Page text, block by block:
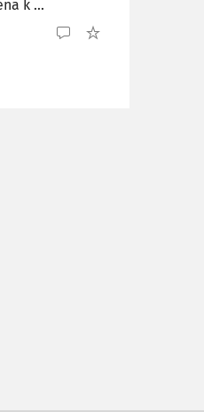
k ...